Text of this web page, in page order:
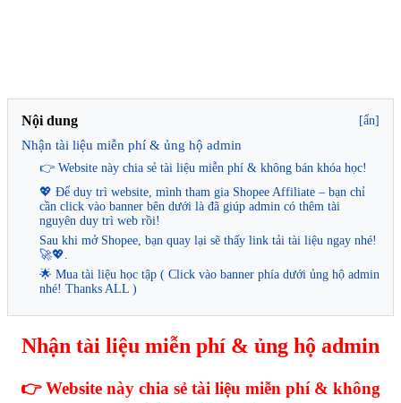
Nội dung [ẩn]
Nhận tài liệu miễn phí & ủng hộ admin
👉 Website này chia sẻ tài liệu miễn phí & không bán khóa học!
💖 Để duy trì website, mình tham gia Shopee Affiliate – bạn chỉ
cần click vào banner bên dưới là đã giúp admin có thêm tài
nguyên duy trì web rồi!
Sau khi mở Shopee, bạn quay lại sẽ thấy link tải tài liệu ngay nhé!
🚀💖.
🌟 Mua tài liệu học tập ( Click vào banner phía dưới ủng hộ admin
nhé! Thanks ALL )
Nhận tài liệu miễn phí & ủng hộ admin
👉 Website này chia sẻ tài liệu miễn phí & không